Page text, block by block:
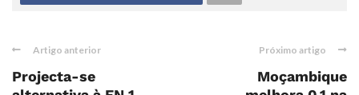
Artigo anterior
Projecta-se
Próximo artigo
Moçambique